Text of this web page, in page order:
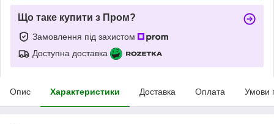
Що таке купити з Пром?
Замовлення під захистом
Доступна доставка
Опис Характеристики Доставка Оплата Умови